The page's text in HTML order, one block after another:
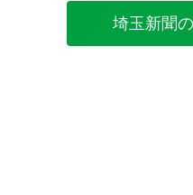
埼玉新聞